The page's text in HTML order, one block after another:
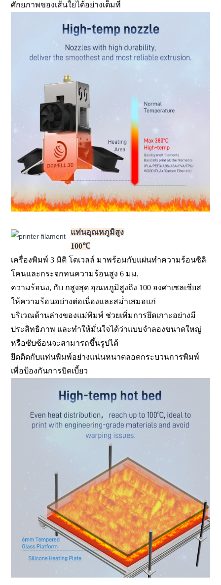
ศักยภาพของเส้นใยได้อย่างเต็มที่
แท่นอุณหภูมิสูง
100℃
เครื่องพิมพ์ 3 มิติ โดเวลล์ มาพร้อมกับแผ่นทำความร้อนซิลิ
โคนและกระจกทนความร้อนสูง 6 มม.
ความร้อนง, กับ กสูงสุด อุณหภูมิสูงถึง 100 องศาเซลเซียส
ให้ความร้อนอย่างต่อเนื่องและสม่ำเสมอแก่
บริเวณด้านล่างของแม่พิมพ์ ช่วยเพิ่มการยึดเกาะอย่างมี
ประสิทธิภาพ และทำให้มั่นใจได้ว่าแบบจำลองขนาดใหญ่
หรือซับซ้อนจะสามารถขึ้นรูปได้
ยึดติดกับแท่นพิมพ์อย่างแน่นหนาตลอดกระบวนการพิมพ์
เพื่อป้องกันการบิดเบี้ยว